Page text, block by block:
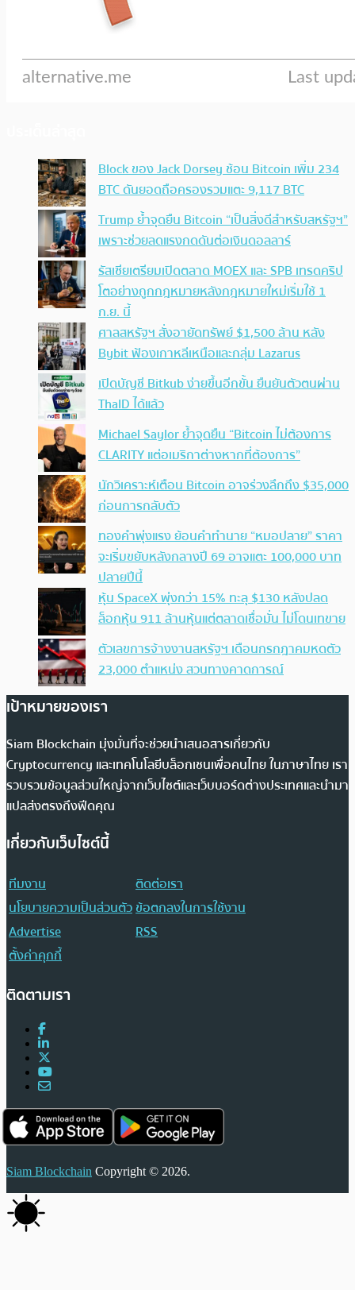
Block ของ Jack Dorsey ช้อน Bitcoin เพิ่ม 234
BTC ดันยอดถือครองรวมแตะ 9,117 BTC
Trump ย้ำจุดยืน Bitcoin “เป็นสิ่งดีสำหรับสหรัฐฯ”
เพราะช่วยลดแรงกดดันต่อเงินดอลลาร์
รัสเซียเตรียมเปิดตลาด MOEX และ SPB เทรดคริป
โตอย่างถูกกฎหมายหลังกฎหมายใหม่เริ่มใช้ 1
ก.ย. นี้
ศาลสหรัฐฯ สั่งอายัดทรัพย์ $1,500 ล้าน หลัง
Bybit ฟ้องเกาหลีเหนือและกลุ่ม Lazarus
เปิดบัญชี Bitkub ง่ายขึ้นอีกขั้น ยืนยันตัวตนผ่าน
ThaID ได้แล้ว
Michael Saylor ย้ำจุดยืน “Bitcoin ไม่ต้องการ
CLARITY แต่อเมริกาต่างหากที่ต้องการ”
นักวิเคราะห์เตือน Bitcoin อาจร่วงลึกถึง $35,000
ก่อนการกลับตัว
ทองคำพุ่งแรง ย้อนคำทำนาย “หมอปลาย” ราคา
จะเริ่มขยับหลังกลางปี 69 อาจแตะ 100,000 บาท
ปลายปีนี้
หุ้น SpaceX พุ่งกว่า 15% ทะลุ $130 หลังปลด
ล็อกหุ้น 911 ล้านหุ้นแต่ตลาดเชื่อมั่น ไม่โดนเทขาย
ตัวเลขการจ้างงานสหรัฐฯ เดือนกรกฎาคมหดตัว
23,000 ตำแหน่ง สวนทางคาดการณ์
เป้าหมายของเรา
Siam Blockchain มุ่งมั่นที่จะช่วยนำเสนอสารเกี่ยวกับ
Cryptocurrency และเทคโนโลยีบล็อกเชนเพื่อคนไทย ในภาษาไทย เรา
รวบรวมข้อมูลส่วนใหญ่จากเว็บไซต์และเว็บบอร์ดต่างประเทศและนำมา
แปลส่งตรงถึงฟีดคุณ
เกี่ยวกับเว็บไซต์นี้
ทีมงาน
ติดต่อเรา
นโยบายความเป็นส่วนตัวข้อตกลงในการใช้งาน
Advertise
RSS
ตั้งค่าคุกกี้
ติดตามเรา
Siam Blockchain Copyright © 2026.